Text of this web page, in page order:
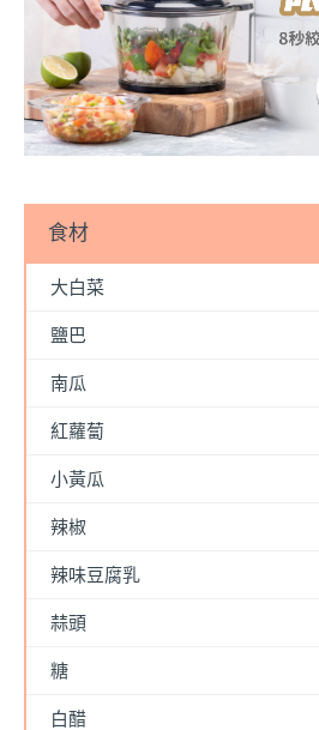
食材
大白菜
鹽巴
南瓜
紅蘿蔔
小黃瓜
辣椒
辣味豆腐乳
蒜頭
糖
白醋